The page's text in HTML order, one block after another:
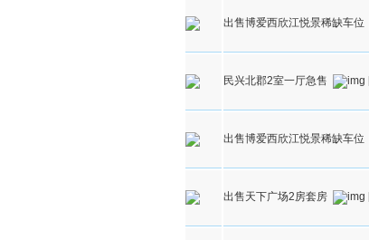
出售博爱西欣江悦景稀缺车位
民兴北郡2室一厅急售
出售博爱西欣江悦景稀缺车位
出售天下广场2房套房